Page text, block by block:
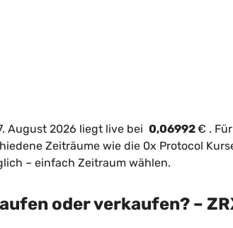
August 2026 liegt live bei 0,06992€ .
Zeiträume wie die 0x Protocol
– einfach Zeitraum wählen.
oder verkaufen? –